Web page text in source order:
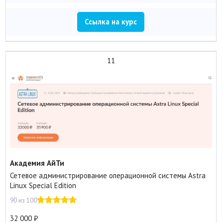
Ссылка на курс
11
Академия АйТи
Сетевое администрирование операционной системы Astra
Linux Special Edition
90 из 100
32 000